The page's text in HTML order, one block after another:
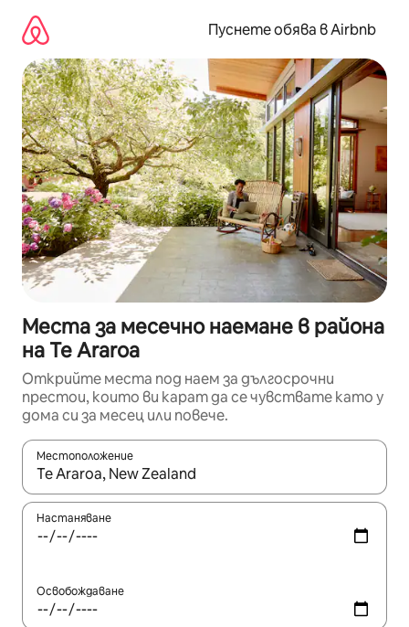
съдържанието
Пуснете обява в Airbnb
Места за месечно наемане в района
на Te Araroa
Открийте места под наем за дългосрочни
престои, които ви карат да се чувствате като у
дома си за месец или повече.
Местоположение
Когато резултатите се покажат, използвайте
Настаняване
Освобождаване